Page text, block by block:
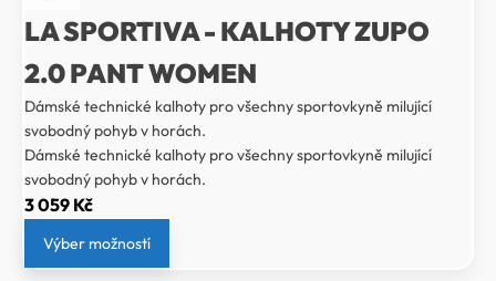
LA SPORTIVA - KALHOTY ZUPO
2.0 PANT WOMEN
Dámské technické kalhoty pro všechny sportovkyně milující
svobodný pohyb v horách.
Dámské technické kalhoty pro všechny sportovkyně milující
svobodný pohyb v horách.
3 059 Kč
Výber možností